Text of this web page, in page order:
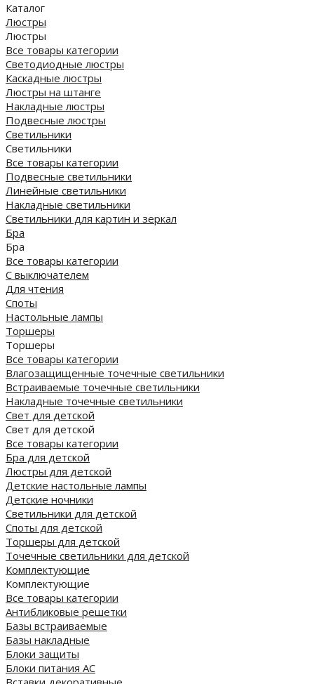
Каталог
Люстры
Люстры
Все товары категории
Светодиодные люстры
Каскадные люстры
Люстры на штанге
Накладные люстры
Подвесные люстры
Светильники
Светильники
Все товары категории
Подвесные светильники
Линейные светильники
Накладные светильники
Светильники для картин и зеркал
Бра
Бра
Все товары категории
С выключателем
Для чтения
Споты
Настольные лампы
Торшеры
Торшеры
Все товары категории
Влагозащищенные точечные светильники
Встраиваемые точечные светильники
Накладные точечные светильники
Свет для детской
Свет для детской
Все товары категории
Бра для детской
Люстры для детской
Детские настольные лампы
Детские ночники
Светильники для детской
Споты для детской
Торшеры для детской
Точечные светильники для детской
Комплектующие
Комплектующие
Все товары категории
Антибликовые решетки
Базы встраиваемые
Базы накладные
Блоки защиты
Блоки питания AC